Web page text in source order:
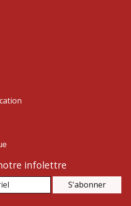
infolettre
S'abonner